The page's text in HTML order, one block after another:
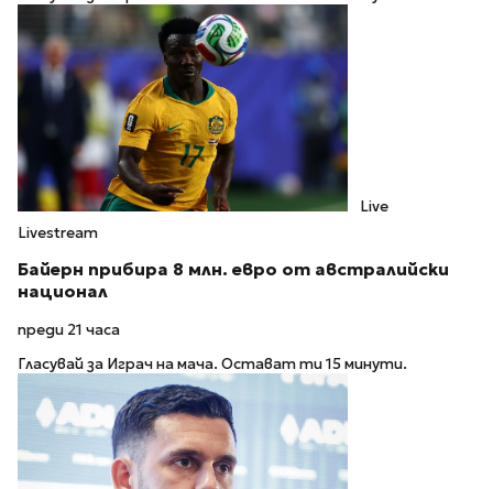
Live
Livestream
Байерн прибира 8 млн. евро от австралийски
национал
преди 21 часа
Гласувай за Играч на мача. Остават ти 15 минути.